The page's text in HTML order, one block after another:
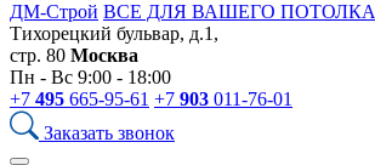
ДМ-Строй ВСЕ ДЛЯ ВАШЕГО ПОТОЛКА
Тихорецкий бульвар, д.1,
стр. 80 Москва
Пн - Вс 9:00 - 18:00
+7 495 665-95-61 +7 903 011-76-01
Заказать звонок